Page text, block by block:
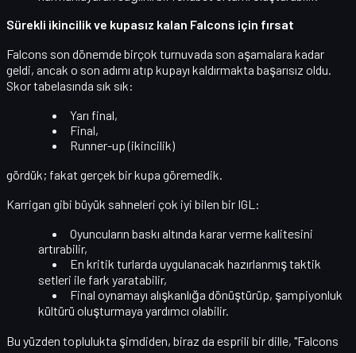
Sürekli ikincilik ve kupasız kalan Falcons için fırsat
Falcons son dönemdebirçok turnuvada son aşamalara kadar
geldi, ancak o son adımı atıp kupayı kaldırmakta başarısız oldu.
Skor tabelasında sık sık:
Yarı final,
Final,
Runner-up (ikincilik)
gördük; fakat gerçek bir kupa göremedik.
Karrigan gibi büyük sahneleri çok iyi bilen bir IGL:
Oyuncuların baskı altında karar vermekalitesini
artırabilir,
En kritik turlarda uygulanacak hazırlanmış taktik
setleri ile fark yaratabilir,
Final oynamayı alışkanlığa dönüştürüp, şampiyonluk
kültürü oluşturmaya yardımcı olabilir.
Bu yüzden toplulukta şimdiden, biraz da esprili bir dille, "Falcons